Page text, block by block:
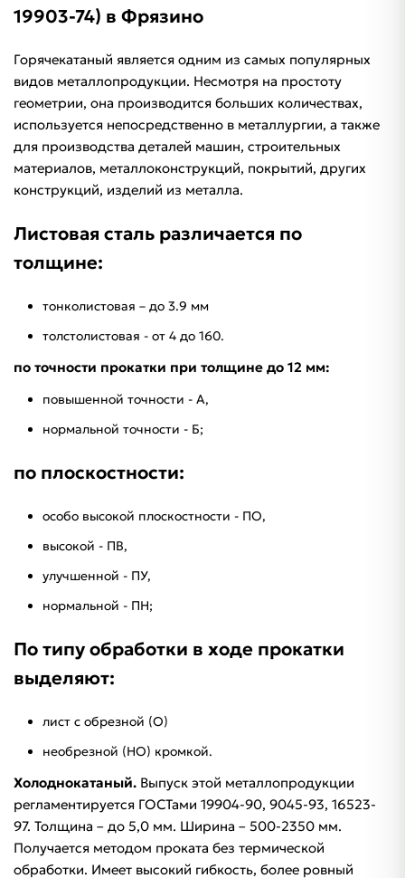
19903-74) в Фрязино
Горячекатаный является одним из самых популярных
видов металлопродукции. Несмотря на простоту
геометрии, она производится больших количествах,
используется непосредственно в металлургии, а также
для производства деталей машин, строительных
материалов, металлоконструкций, покрытий, других
конструкций, изделий из металла.
Листовая сталь различается по
толщине:
тонколистовая – до 3.9 мм
толстолистовая - от 4 до 160.
по точности прокатки при толщине до 12 мм:
повышенной точности - А,
нормальной точности - Б;
по плоскостности:
особо высокой плоскостности - ПО,
высокой - ПВ,
улучшенной - ПУ,
нормальной - ПН;
По типу обработки в ходе прокатки
выделяют:
лист с обрезной (О)
необрезной (НО) кромкой.
Холоднокатаный. Выпуск этой металлопродукции
регламентируется ГОСТами 19904-90, 9045-93, 16523-
97. Толщина – до 5,0 мм. Ширина – 500-2350 мм.
Получается методом проката без термической
обработки. Имеет высокий гибкость, более ровный